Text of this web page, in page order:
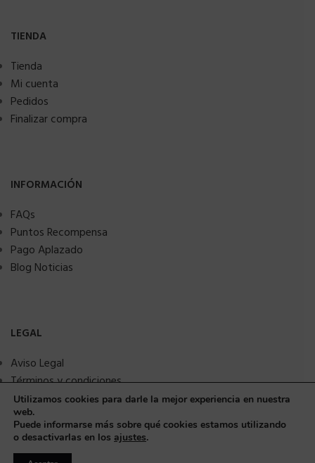
TIENDA
Tienda
Mi cuenta
Pedidos
Finalizar compra
INFORMACIÓN
FAQs
Puntos Recompensa
Pago Aplazado
Blog Noticias
LEGAL
Aviso Legal
Términos y condiciones
Política de privacidad
Política de Cookies
Seguridad y protección a compradores
Utilizamos cookies para darle la mejor experiencia en nuestra
web.
Puede informarse más sobre qué cookies estamos utilizando
o desactivarlas en los ajustes.